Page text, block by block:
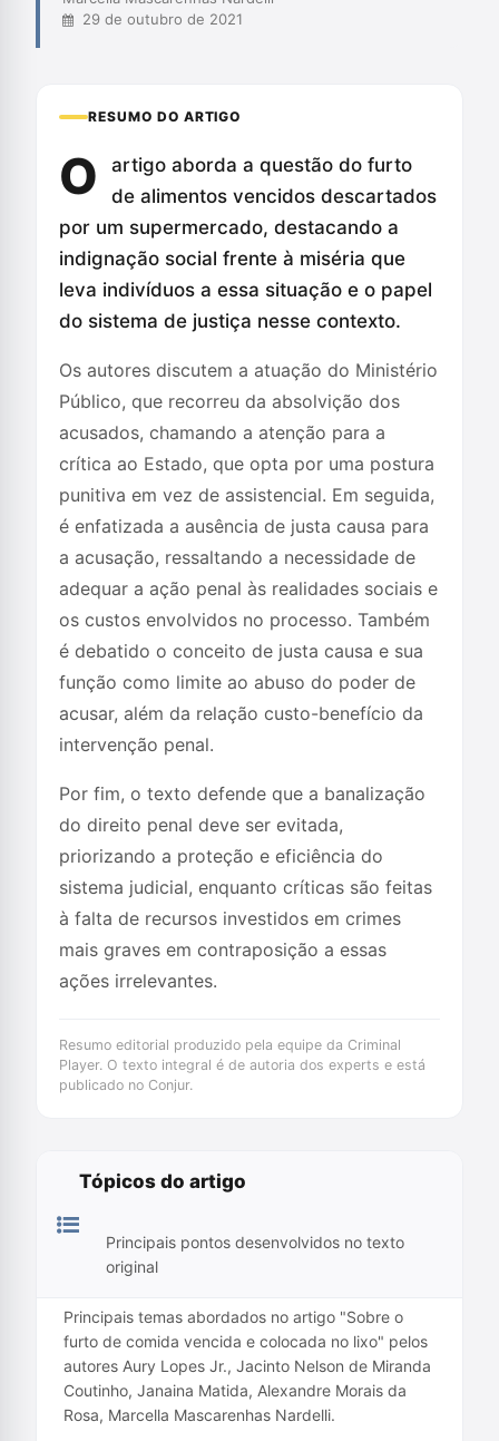
29 de outubro de 2021
RESUMO DO ARTIGO
O
artigo aborda a questão do furto
de alimentos vencidos descartados
por um supermercado, destacando a
indignação social frente à miséria que
leva indivíduos a essa situação e o papel
do sistema de justiça nesse contexto.
Os autores discutem a atuação do Ministério
Público, que recorreu da absolvição dos
acusados, chamando a atenção para a
crítica ao Estado, que opta por uma postura
punitiva em vez de assistencial. Em seguida,
é enfatizada a ausência de justa causa para
a acusação, ressaltando a necessidade de
adequar a ação penal às realidades sociais e
os custos envolvidos no processo. Também
é debatido o conceito de justa causa e sua
função como limite ao abuso do poder de
acusar, além da relação custo-benefício da
intervenção penal.
Por fim, o texto defende que a banalização
do direito penal deve ser evitada,
priorizando a proteção e eficiência do
sistema judicial, enquanto críticas são feitas
à falta de recursos investidos em crimes
mais graves em contraposição a essas
ações irrelevantes.
Resumo editorial produzido pela equipe da Criminal
Player. O texto integral é de autoria dos experts e está
publicado no Conjur.
Tópicos do artigo
Principais pontos desenvolvidos no texto
original
Principais temas abordados no artigo "Sobre o
furto de comida vencida e colocada no lixo" pelos
autores Aury Lopes Jr., Jacinto Nelson de Miranda
Coutinho, Janaina Matida, Alexandre Morais da
Rosa, Marcella Mascarenhas Nardelli.